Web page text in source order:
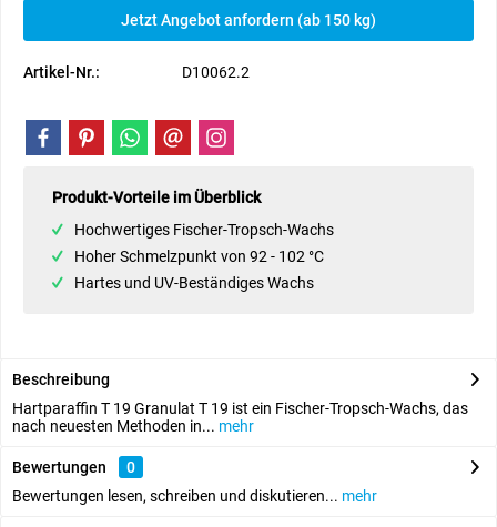
Jetzt Angebot anfordern (ab 150 kg)
Artikel-Nr.: D10062.2
Produkt-Vorteile im Überblick
Hochwertiges Fischer-Tropsch-Wachs
Hoher Schmelzpunkt von 92 - 102 °C
Hartes und UV-Beständiges Wachs
Beschreibung
Hartparaffin T 19 Granulat T 19 ist ein Fischer-Tropsch-Wachs, das
nach neuesten Methoden in... mehr
Bewertungen
0
Bewertungen lesen, schreiben und diskutieren... mehr